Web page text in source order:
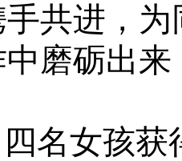
共进，
磨砺出
名女孩